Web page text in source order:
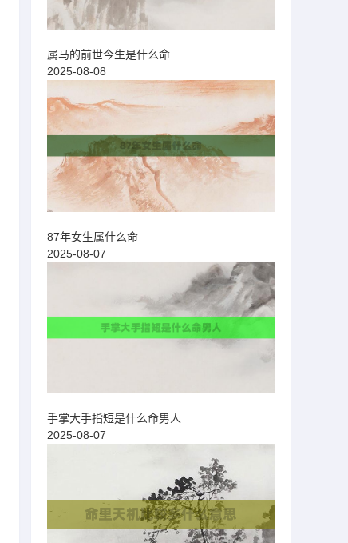
属马的前世今生是什么命
2025-08-08
87年女生属什么命
2025-08-07
手掌大手指短是什么命男人
2025-08-07